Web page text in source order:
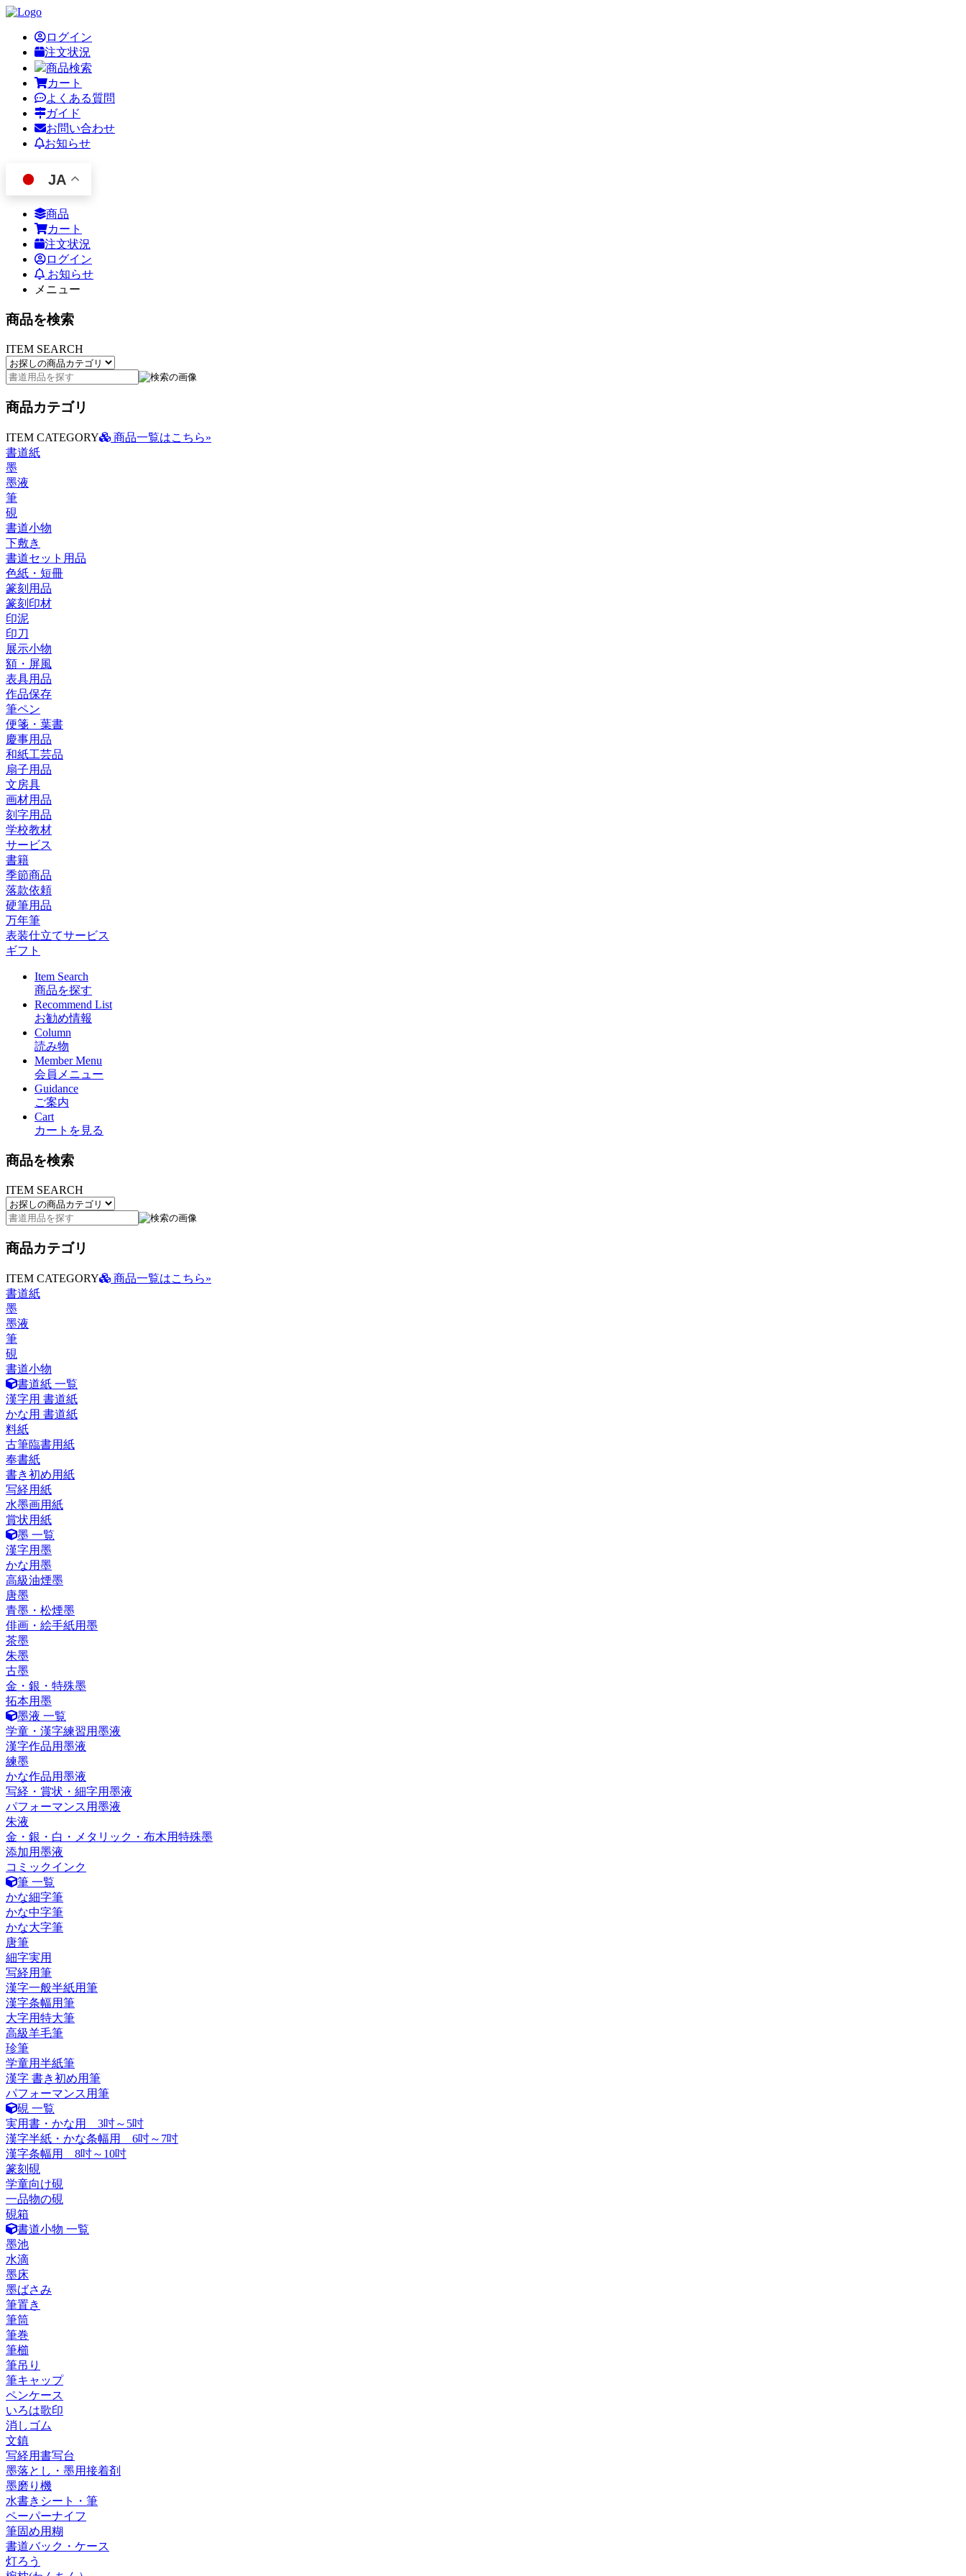
ログイン
注文状況
商品検索
カート
よくある質問
ガイド
お問い合わせ
お知らせ
JA
商品
カート
注文状況
ログイン
お知らせ
メニュー
商品を検索
ITEM SEARCH
商品カテゴリ
ITEM CATEGORY
商品一覧はこちら»
書道紙
墨
墨液
筆
硯
書道小物
下敷き
書道セット用品
色紙・短冊
篆刻用品
篆刻印材
印泥
印刀
展示小物
額・屏風
表具用品
作品保存
筆ペン
便箋・葉書
慶事用品
和紙工芸品
扇子用品
文房具
画材用品
刻字用品
学校教材
サービス
書籍
季節商品
落款依頼
硬筆用品
万年筆
表装仕立てサービス
ギフト
Item Search
商品を探す
Recommend List
お勧め情報
Column
読み物
Member Menu
会員メニュー
Guidance
ご案内
Cart
カートを見る
商品を検索
ITEM SEARCH
商品カテゴリ
ITEM CATEGORY
商品一覧はこちら»
書道紙
墨
墨液
筆
硯
書道小物
書道紙 一覧
漢字用 書道紙
かな用 書道紙
料紙
古筆臨書用紙
奉書紙
書き初め用紙
写経用紙
水墨画用紙
賞状用紙
墨 一覧
漢字用墨
かな用墨
高級油煙墨
唐墨
青墨・松煙墨
俳画・絵手紙用墨
茶墨
朱墨
古墨
金・銀・特殊墨
拓本用墨
墨液 一覧
学童・漢字練習用墨液
漢字作品用墨液
練墨
かな作品用墨液
写経・賞状・細字用墨液
パフォーマンス用墨液
朱液
金・銀・白・メタリック・布木用特殊墨
添加用墨液
コミックインク
筆 一覧
かな細字筆
かな中字筆
かな大字筆
唐筆
細字実用
写経用筆
漢字一般半紙用筆
漢字条幅用筆
大字用特大筆
高級羊毛筆
珍筆
学童用半紙筆
漢字 書き初め用筆
パフォーマンス用筆
硯 一覧
実用書・かな用 3吋～5吋
漢字半紙・かな条幅用 6吋～7吋
漢字条幅用 8吋～10吋
篆刻硯
学童向け硯
一品物の硯
硯箱
書道小物 一覧
墨池
水滴
墨床
墨ばさみ
筆置き
筆筒
筆巻
筆櫛
筆吊り
筆キャップ
ペンケース
いろは歌印
消しゴム
文鎮
写経用書写台
墨落とし・墨用接着剤
墨磨り機
水書きシート・筆
ペーパーナイフ
筆固め用糊
書道バック・ケース
灯ろう